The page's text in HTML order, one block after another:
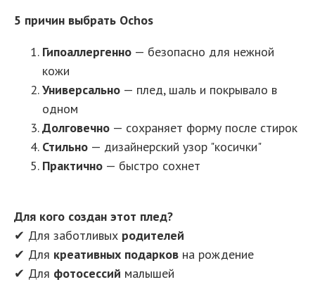
5 причин выбрать Ochos
Гипоаллергенно — безопасно для нежной
кожи
Универсально — плед, шаль и покрывало в
одном
Долговечно — сохраняет форму после стирок
Стильно — дизайнерский узор "косички"
Практично — быстро сохнет
Для кого создан этот плед?
✔ Для заботливых родителей
✔ Для креативных подарков на рождение
✔ Для фотосессий малышей